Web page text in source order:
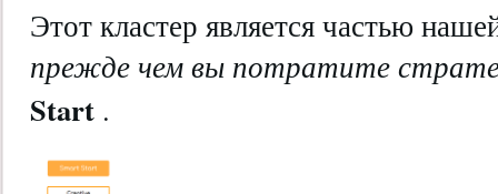
Этот кластер является частью
прежде чем вы потратите
Start .